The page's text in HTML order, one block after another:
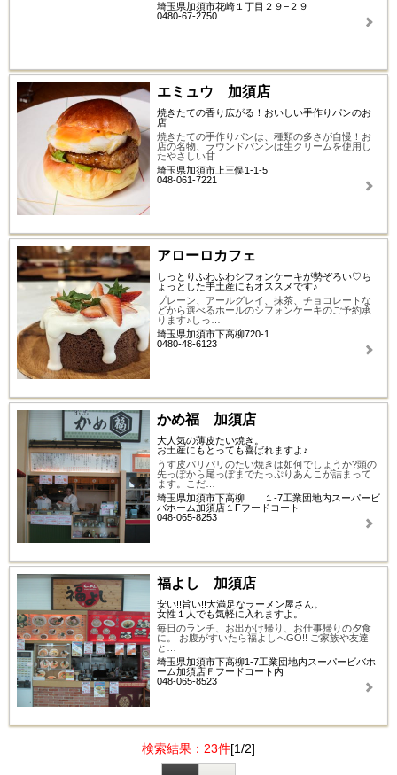
埼玉県加須市花崎１丁目２９−２９
0480-67-2750
エミュウ 加須店
焼きたての香り広がる！おいしい手作りパンのお
店
焼きたての手作りパンは、種類の多さが自慢！お
店の名物、ラウンドパンンは生クリームを使用し
たやさしい甘…
埼玉県加須市上三俣1-1-5
048-061-7221
アローロカフェ
しっとりふわふわシフォンケーキが勢ぞろい♡ち
ょっとした手土産にもオススメです♪
プレーン、アールグレイ、抹茶、チョコレートな
どから選べるホールのシフォンケーキのご予約承
ります♪しっ…
埼玉県加須市下高柳720-1
0480-48-6123
かめ福 加須店
大人気の薄皮たい焼き。
お土産にもとっても喜ばれますよ♪
うす皮パリパリのたい焼きは如何でしょうか?頭の
先っぽから尾っぽまでたっぷりあんこが詰まって
ます。こだ…
埼玉県加須市下高柳 １-7工業団地内スーパービ
バホーム加須店１Fフードコート
048-065-8253
福よし 加須店
安い!!旨い!!大満足なラーメン屋さん。
女性１人でも気軽に入れますよ。
毎日のランチ、お出かけ帰り、お仕事帰りの夕食
に。 お腹がすいたら福よしへGO!! ご家族や友達
と…
埼玉県加須市下高柳1-7工業団地内スーパービバホ
ーム加須店Ｆフードコート内
048-065-8523
検索結果：23件[1/2]